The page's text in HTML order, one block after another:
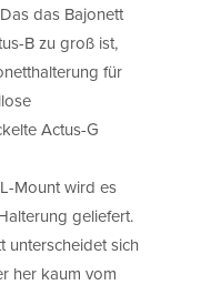
das Bajonett
B zu groß ist,
für
Actus-G
Mount wird es
geliefert.
unterscheidet sich
her kaum vom